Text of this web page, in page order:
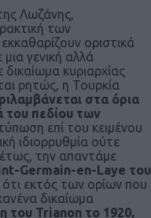
Λωζάνης,
των
οριστικά
γενική αλλά
κυριαρχίας
ρητώς, η Τουρκία
στα όρια
του πεδίου των
επί του κειμένου
ιδιορρυθμία ούτε
την απαντάμε
Germain-en-Laye του
ότι εκτός των ορίων που
δικαίωμα
του Trianon το 1920,